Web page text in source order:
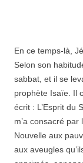
En ce temps-là,
Selon son
sabbat, et il se
prophète Isaïe. Il
écrit : L’Esprit du
m’a consacré par
Nouvelle aux
aux aveugles